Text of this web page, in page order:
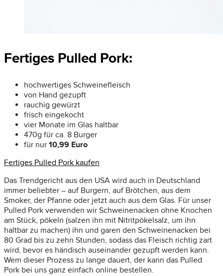
Fertiges Pulled Pork:
hochwertiges Schweinefleisch
von Hand gezupft
rauchig gewürzt
frisch eingekocht
vier Monate im Glas haltbar
470g für ca. 8 Burger
für nur 10,99 Euro
Fertiges Pulled Pork kaufen
Das Trendgericht aus den USA wird auch in Deutschland
immer beliebter – auf Burgern, auf Brötchen, aus dem
Smoker, der Pfanne oder jetzt auch aus dem Glas. Für unser
Pulled Pork verwenden wir Schweinenacken ohne Knochen
am Stück, pökeln (salzen ihn mit Nitritpökelsalz, um ihn
haltbar zu machen) ihn und garen den Schweinenacken bei
80 Grad bis zu zehn Stunden, sodass das Fleisch richtig zart
wird, bevor es händisch auseinander gezupft werden kann.
Wem dieser Prozess zu lange dauert, der kann das Pulled
Pork bei uns ganz einfach online bestellen.